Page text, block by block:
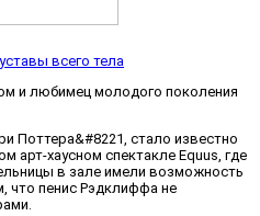
всего тела
и любимец молодого поколения
Поттера&#8221, стало известно
арт-хаусном спектакле Equus, где
в зале имели возможность
что пенис Рэдклиффа не